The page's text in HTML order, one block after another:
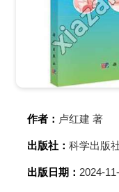
作者： 卢红建 著
出版社： 科学出版
出版日期： 2024-